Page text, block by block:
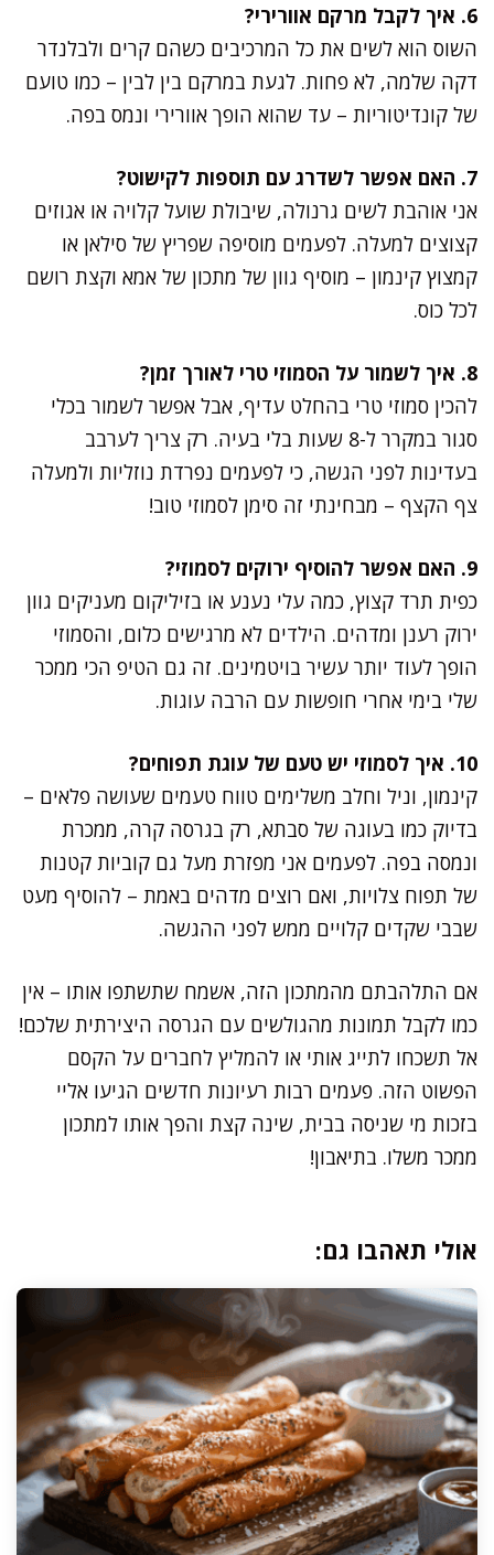
6. איך לקבל מרקם אוורירי?
השוס הוא לשים את כל המרכיבים כשהם קרים ולבלנדר
דקה שלמה, לא פחות. לגעת במרקם בין לבין – כמו טועם
של קונדיטוריות – עד שהוא הופך אוורירי ונמס בפה.
7. האם אפשר לשדרג עם תוספות לקישוט?
אני אוהבת לשים גרנולה, שיבולת שועל קלויה או אגוזים
קצוצים למעלה. לפעמים מוסיפה שפריץ של סילאן או
קמצוץ קינמון – מוסיף גוון של מתכון של אמא וקצת רושם
לכל כוס.
8. איך לשמור על הסמוזי טרי לאורך זמן?
להכין סמוזי טרי בהחלט עדיף, אבל אפשר לשמור בכלי
סגור במקרר ל-8 שעות בלי בעיה. רק צריך לערבב
בעדינות לפני הגשה, כי לפעמים נפרדת נוזליות ולמעלה
צף הקצף – מבחינתי זה סימן לסמוזי טוב!
9. האם אפשר להוסיף ירוקים לסמוזי?
כפית תרד קצוץ, כמה עלי נענע או בזיליקום מעניקים גוון
ירוק רענן ומדהים. הילדים לא מרגישים כלום, והסמוזי
הופך לעוד יותר עשיר בויטמינים. זה גם הטיפ הכי ממכר
שלי בימי אחרי חופשות עם הרבה עוגות.
10. איך לסמוזי יש טעם של עוגת תפוחים?
קינמון, וניל וחלב משלימים טווח טעמים שעושה פלאים –
בדיוק כמו בעוגה של סבתא, רק בגרסה קרה, ממכרת
ונמסה בפה. לפעמים אני מפזרת מעל גם קוביות קטנות
של תפוח צלויות, ואם רוצים מדהים באמת – להוסיף מעט
שבבי שקדים קלויים ממש לפני ההגשה.
אם התלהבתם מהמתכון הזה, אשמח שתשתפו אותו – אין
כמו לקבל תמונות מהגולשים עם הגרסה היצירתית שלכם!
אל תשכחו לתייג אותי או להמליץ לחברים על הקסם
הפשוט הזה. פעמים רבות רעיונות חדשים הגיעו אליי
בזכות מי שניסה בבית, שינה קצת והפך אותו למתכון
ממכר משלו. בתיאבון!
אולי תאהבו גם: